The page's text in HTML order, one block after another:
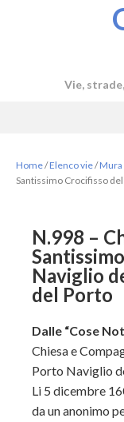
Vie,
Home/Elenco vie/Mura
Santissimo Crocifisso
N.998 –
Naviglio
del Porto
Dalle “Cose
Chiesa e
Porto Naviglio
Li 5 dicembre
da un anonimo